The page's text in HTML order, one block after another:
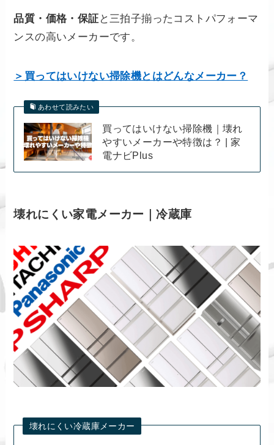
品質・価格・保証 と三拍子揃ったコストパフォーマ
ンスの高いメーカーです。
＞買ってはいけない掃除機とはどんなメーカー？
あわせて読みたい
買ってはいけない掃除機｜壊れ
やすいメーカーや特徴は？ | 家
電ナビPlus
壊れにくい家電メーカー｜冷蔵庫
壊れにくい冷蔵庫メーカー